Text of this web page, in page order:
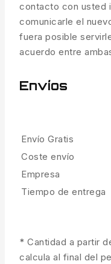
contacto con usted
comunicarle el
fuera posible
acuerdo entre
Envíos
Envío Gratis
Coste envío
Empresa
Tiempo de entrega
* Cantidad a partir
calcula al final del